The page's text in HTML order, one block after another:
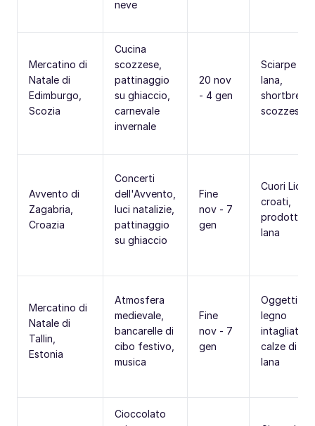
neve
Mercatino di
Natale di
Edimburgo,
Scozia
Cucina
scozzese,
pattinaggio
su ghiaccio,
carnevale
invernale
20 nov
- 4 gen
Sciarpe di
lana,
shortbread
scozzese
Avvento di
Zagabria,
Croazia
Concerti
dell'Avvento,
luci natalizie,
pattinaggio
su ghiaccio
Fine
nov - 7
gen
Cuori
croati,
prodotti in
lana
Mercatino di
Natale di
Tallin,
Estonia
Atmosfera
medievale,
bancarelle di
cibo festivo,
musica
Fine
nov - 7
gen
Oggetti in
legno
intagliati,
calze di
lana
Cioccolato